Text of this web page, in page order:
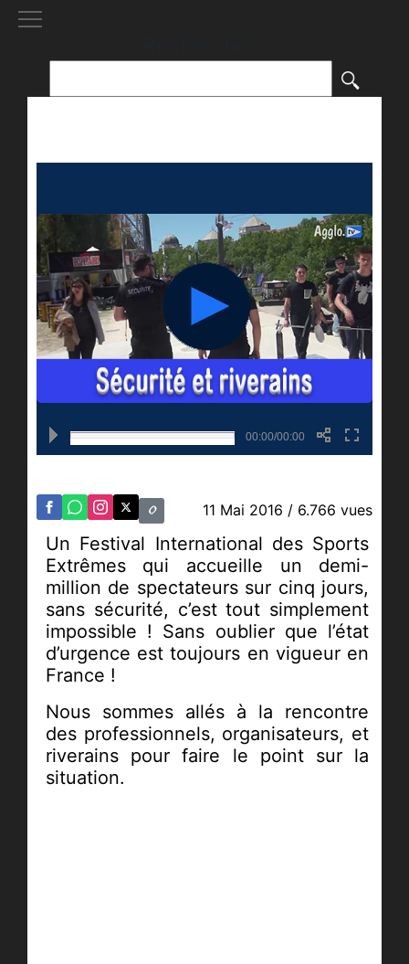
00:00/00:00
11 Mai 2016 / 6.766 vues
Un Festival International des Sports
Extrêmes qui accueille un demi-
million de spectateurs sur cinq jours,
sans sécurité, c’est tout simplement
impossible ! Sans oublier que l’état
d’urgence est toujours en vigueur en
France !
Nous sommes allés à la rencontre
des professionnels, organisateurs, et
riverains pour faire le point sur la
situation.